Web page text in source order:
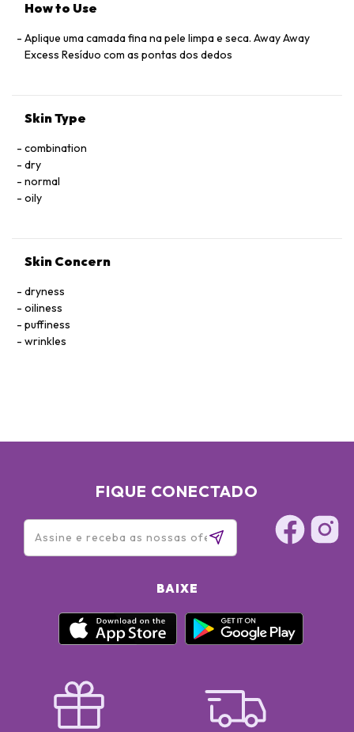
PALMITATE, PHOSPHOLIPIDS, CHONDRUS CRISPUS
STEARETH-20, SODIUM COCOYL GLUTAMATE, DISODIUM
EDTA, BHT, PHENOXYETHANOL, METHYLPARABEN,
How to Use
Aplique uma camada fina na pele limpa e seca. Away Away
Excess Resíduo com as pontas dos dedos
Skin Type
combination
dry
normal
oily
Skin Concern
dryness
oiliness
puffiness
wrinkles
FIQUE CONECTADO
BAIXE